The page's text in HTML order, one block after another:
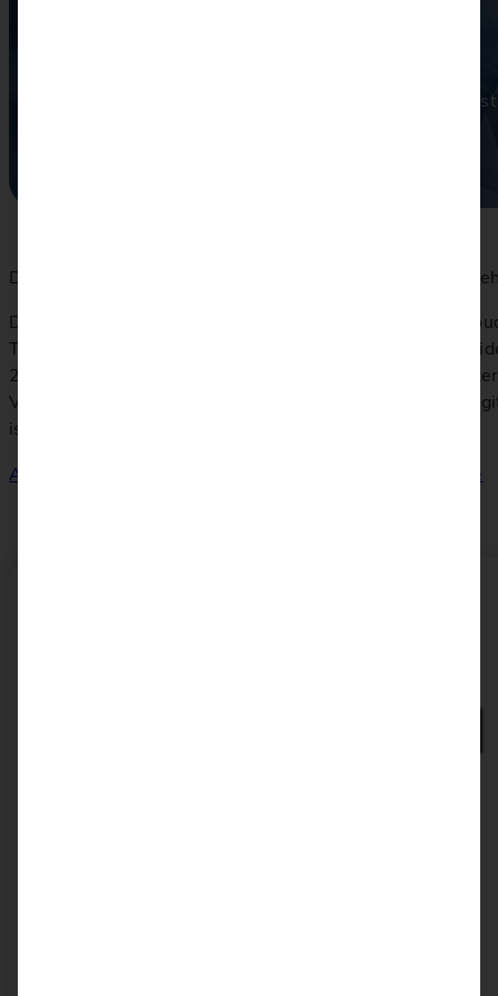
Gemeinsam die Zukunft der Finanzdienstleistung
Die Bridge ITS GmbH ist ein innovatives
Die ganzheitliche Lösung Bridge begleitet als web- &
Terminplanung und -vorbereitung, über die interaktive
2016 unterstützt Bridge Finanz- und
Versicherungsunternehmen. Tausende Nutzer beraten
ist Oskar Hallier.
Alle Unterstützer
Zurück zur Startseite